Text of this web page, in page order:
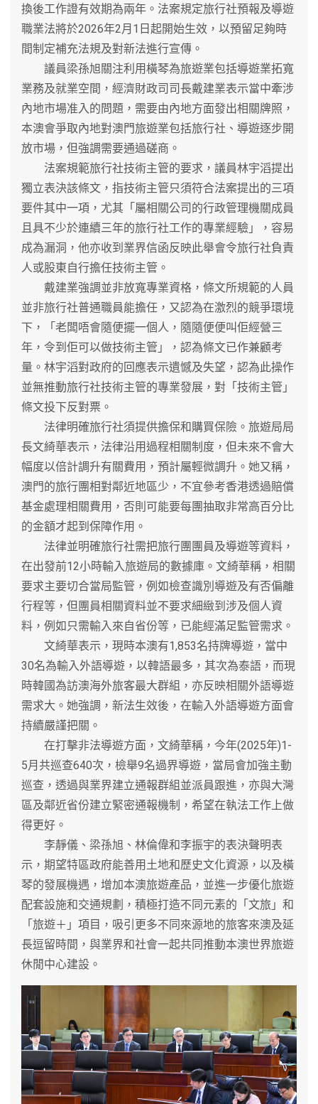
換後工作證有效期為兩年。法案規定旅行社預報及導遊
職業法將於2026年2月1日起開始生效，以預留足夠時
間制定補充法規及對新法進行宣傳。
議員梁孫旭關注利用橫琴為旅遊業包括導遊業拓寬
業務及就業空間，經濟財政司司長戴建業表示當中牽涉
內地市場准入的問題，需要由內地方面發出相關牌照，
本澳會爭取內地對澳門旅遊業包括旅行社、導遊逐步開
放市場，但強調需要通過磋商。
法案規範旅行社技術主管的要求，議員林宇滔提出
獨立表決該條文，指技術主管只須符合法案提出的三項
要件其中一項，尤其「屬相關公司的行政管理機關成員
且具不少於連續三年的旅行社工作的專業經驗」，容易
成為漏洞，他亦收到業界信函反映此舉會令旅行社負責
人或股東自行擔任技術主管。
戴建業強調並非放寬專業資格，條文所規範的人員
並非旅行社普通職員能擔任，又認為在激烈的競爭環境
下，「老闆唔會隨便擺一個人，隨隨便便叫佢經營三
年，令到佢可以做技術主管」，認為條文已作兼顧考
量。林宇滔對政府的回應表示遺憾及失望，認為此操作
並無推動旅行社技術主管的專業發展，對「技術主管」
條文投下反對票。
法律明確旅行社須提供擔保和購買保險。旅遊局局
長文綺華表示，法律沿用過程相關制度，但未來不會大
幅度以倍計調升有關費用，預計屬輕微調升。她又稱，
澳門的旅行團相對鄰近地區少，不宜參考香港透過賠償
基金處理相關費用，否則可能要每團抽取非常高百分比
的金額才起到保障作用。
法律並明確旅行社需把旅行團團員及導遊等資料，
在出發前12小時輸入旅遊局的數據庫。文綺華稱，相關
要求主要切合當局監管，例如檢查識別導遊及有否偏離
行程等，但團員相關資料並不要求細緻到涉及個人資
料，例如只需輸入來自省份等，已能經滿足監管需求。
文綺華表示，現時本澳有1,853名持牌導遊，當中
30名為輸入外語導遊，以韓語最多，其次為泰語，而現
時韓國為訪澳海外旅客最大群組，亦反映相關外語導遊
需求大。她強調，新法生效後，在輸入外語導遊方面會
持續嚴謹把關。
在打擊非法導遊方面，文綺華稱，今年(2025年)1-
5月共巡查640次，檢舉9名過界導遊，當局會加強主動
巡查，透過與業界建立通報群組並派員跟進，亦與大灣
區及鄰近省份建立緊密通報機制，希望在執法工作上做
得更好。
李靜儀、梁孫旭、林倫偉和李振宇的表決聲明表
示，期望特區政府能善用土地和歷史文化資源，以及橫
琴的發展機遇，增加本澳旅遊產品，並進一步優化旅遊
配套設施和交通規劃，積極打造不同元素的「文旅」和
「旅遊＋」項目，吸引更多不同來源地的旅客來澳及延
長逗留時間，與業界和社會一起共同推動本澳世界旅遊
休閒中心建設。